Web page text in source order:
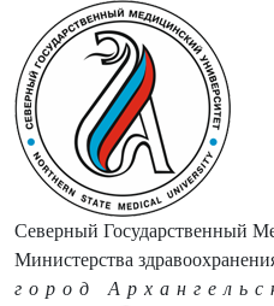
Северный Государственный
Министерства
город